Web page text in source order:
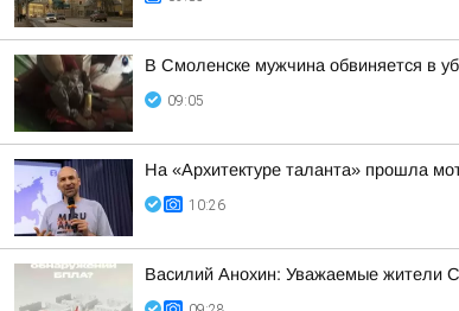
В Смоленске мужчина обвиняется в
09:05
На «Архитектуре таланта» прошла
10:26
Василий Анохин: Уважаемые жители